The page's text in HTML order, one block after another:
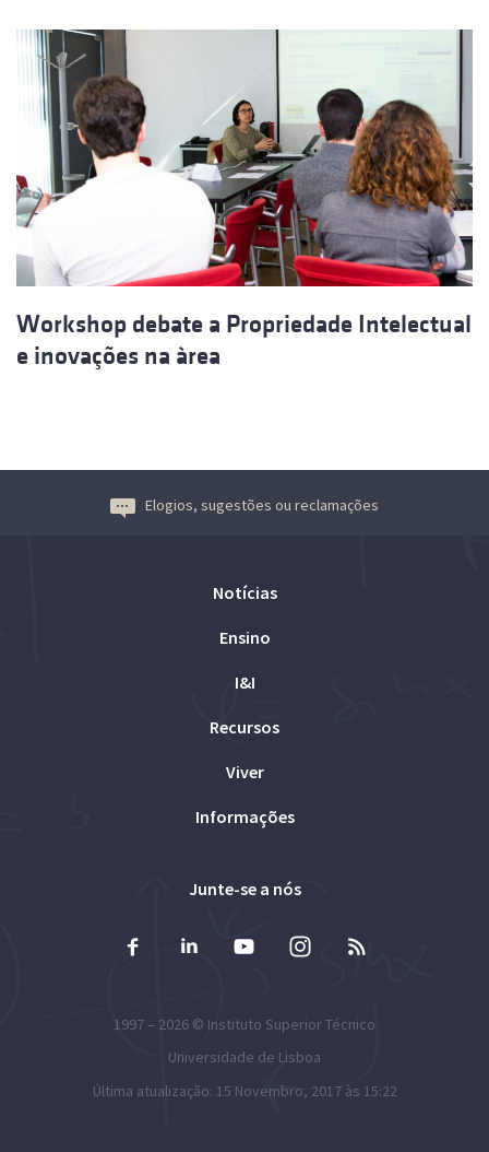
Workshop debate a Propriedade Intelectual
e inovações na àrea
Elogios, sugestões ou reclamações
Notícias
Ensino
I&I
Recursos
Viver
Informações
Junte-se a nós
1997 – 2026 © Instituto Superior Técnico
Universidade de Lisboa
Última atualização: 15 Novembro, 2017 às 15:22